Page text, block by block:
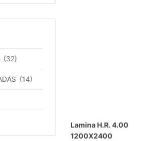
(32)
(14)
Lamina H.R. 4.00
1200X2400